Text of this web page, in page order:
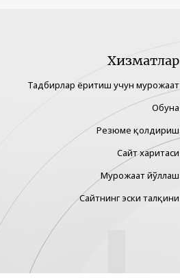
Хизматлар
Тадбирлар ёритиш учун мурожаат
Обуна
Резюме қолдириш
Сайт харитаси
Мурожаат йўллаш
Сайтнинг эски талқини